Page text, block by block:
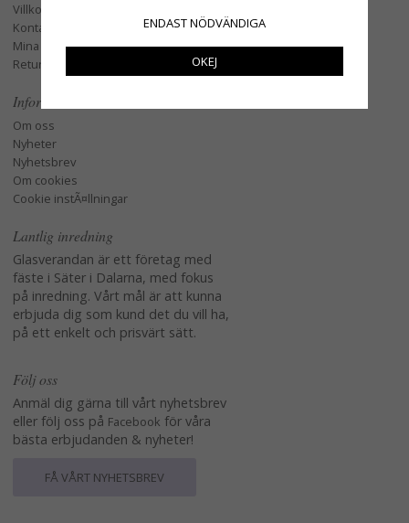
Villkor
Kontakta oss
Mina favoriter
Retur och Reklamation
Information
Om oss
Nyheter
Nyhetsbrev
Om cookies
Cookie instÃ¤llningar
Lantlig inredning
Glasverandan är ett företag med
fäste i Säter i Dalarna, med fokus
på inredning. Vårt mål är att kunna
erbjuda dig som kund det du vill ha,
på ett enkelt och prisvärt sätt.
Följ oss
Anmäl dig gärna till vårt nyhetsbrev
eller följ oss på Facebook för våra
bästa erbjudanden & nyheter!
FÅ VÅRT NYHETSBREV
ENDAST NÖDVÄNDIGA
OKEJ